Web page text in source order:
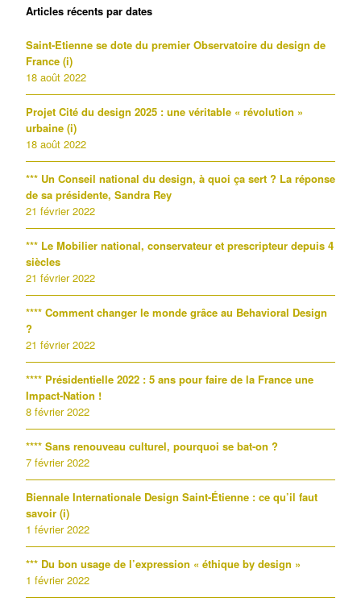
Articles récents par dates
Saint-Etienne se dote du premier Observatoire du design de
France (i)
18 août 2022
Projet Cité du design 2025 : une véritable « révolution »
urbaine (i)
18 août 2022
*** Un Conseil national du design, à quoi ça sert ? La réponse
de sa présidente, Sandra Rey
21 février 2022
*** Le Mobilier national, conservateur et prescripteur depuis 4
siècles
21 février 2022
**** Comment changer le monde grâce au Behavioral Design
?
21 février 2022
**** Présidentielle 2022 : 5 ans pour faire de la France une
Impact-Nation !
8 février 2022
**** Sans renouveau culturel, pourquoi se bat-on ?
7 février 2022
Biennale Internationale Design Saint-Étienne : ce qu’il faut
savoir (i)
1 février 2022
*** Du bon usage de l’expression « éthique by design »
1 février 2022